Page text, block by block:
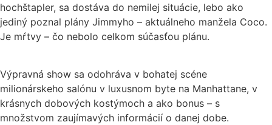
hochštapler, sa dostáva do nemilej situácie, lebo ako
jediný poznal plány Jimmyho – aktuálneho manžela Coco.
Je mŕtvy – čo nebolo celkom súčasťou plánu.
Výpravná show sa odohráva v bohatej scéne
milionárskeho salónu v luxusnom byte na Manhattane, v
krásnych dobových kostýmoch a ako bonus – s
množstvom zaujímavých informácií o danej dobe.